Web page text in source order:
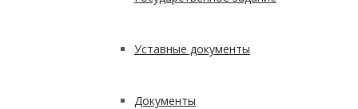
Уставные документы
Документы